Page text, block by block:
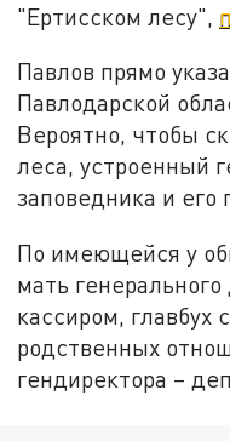
"Ертисском лесу",
Павлов прямо
Павлодарской
Вероятно, чтобы
леса, устроенный
заповедника и
По имеющейся у
мать
кассиром, главбух
родственных
гендиректора –